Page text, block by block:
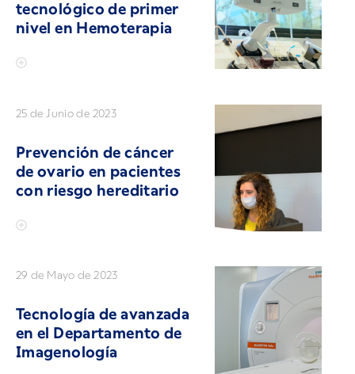
tecnológico de primer
nivel en Hemoterapia
25 de Junio de 2023
Prevención de cáncer
de ovario en pacientes
con riesgo hereditario
29 de Mayo de 2023
Tecnología de avanzada
en el Departamento de
Imagenología